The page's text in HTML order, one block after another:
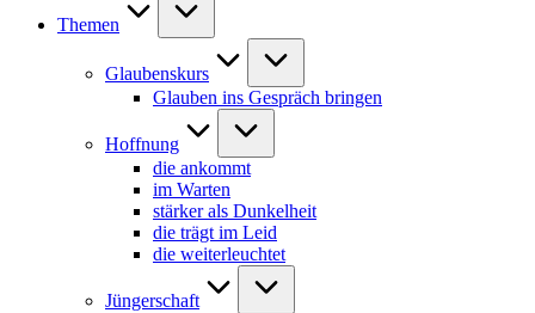
Themen
Glaubenskurs
Glauben ins Gespräch bringen
Hoffnung
die ankommt
im Warten
stärker als Dunkelheit
die trägt im Leid
die weiterleuchtet
Jüngerschaft